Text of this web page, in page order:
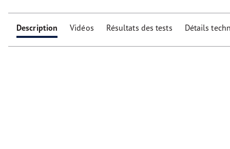
Description Vidéos Résultats des tests Détails